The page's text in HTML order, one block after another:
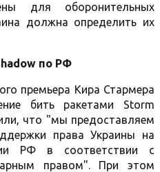
для оборонительных
должна определить их
по РФ
премьера Кира Стармера
бить ракетами Storm
что "мы предоставляем
права Украины на
РФ в соответствии с
правом". При этом